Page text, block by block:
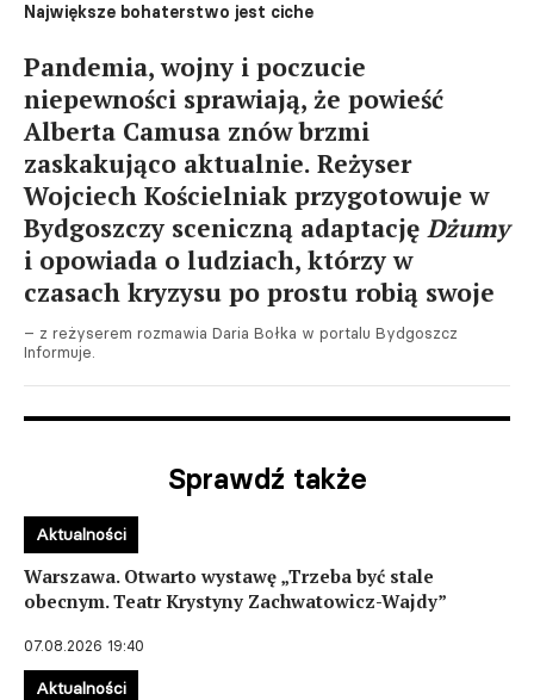
Największe bohaterstwo jest ciche
Pandemia, wojny i poczucie
niepewności sprawiają, że powieść
Alberta Camusa znów brzmi
zaskakująco aktualnie. Reżyser
Wojciech Kościelniak przygotowuje w
Bydgoszczy sceniczną adaptację Dżumy
i opowiada o ludziach, którzy w
czasach kryzysu po prostu robią swoje
– z reżyserem rozmawia Daria Bołka w portalu Bydgoszcz
Informuje.
Sprawdź także
Warszawa. Otwarto wystawę „Trzeba być stale
obecnym. Teatr Krystyny Zachwatowicz-Wajdy”
07.08.2026 19:40
Aktualności
Aktualności